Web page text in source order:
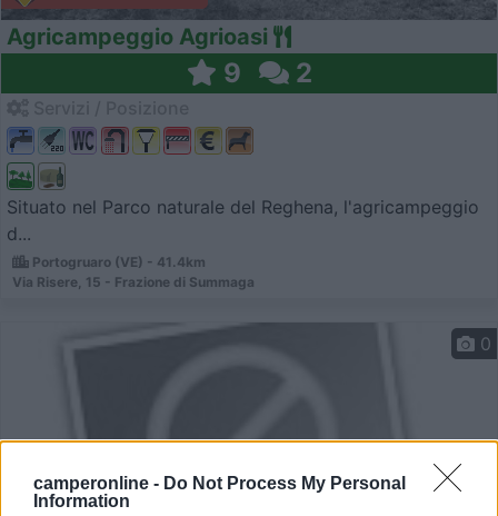
camperonline - Do Not Process My Personal
Information
Agricampeggio Agrioasi
9 2
Situato nel Parco naturale del Reghena, l'agricampeggio
d...
Portogruaro (VE) - 41.4km
Via Risere, 15 - Frazione di Summaga
0